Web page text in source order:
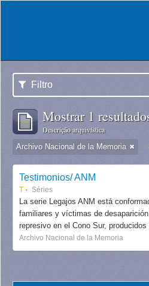
Filtro
Mostrar 1
Descrição arquivística
Archivo Nacional de la Memoria
Testimonios/ ANM
T Séries
La serie Legajos ANM está
familiares y víctimas de
represivo en el Cono Sur, producidos
Archivo Nacional de la Memoria